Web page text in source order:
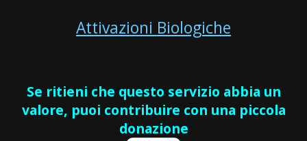
Attivazioni Biologiche
Se ritieni che questo servizio abbia un
valore, puoi contribuire con una piccola
donazione